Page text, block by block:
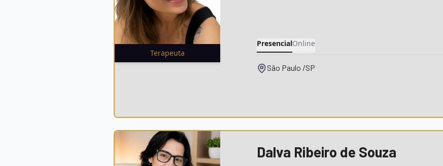
Terapeuta
PresencialOnline
São Paulo /SP
Dalva Ribeiro de Souza